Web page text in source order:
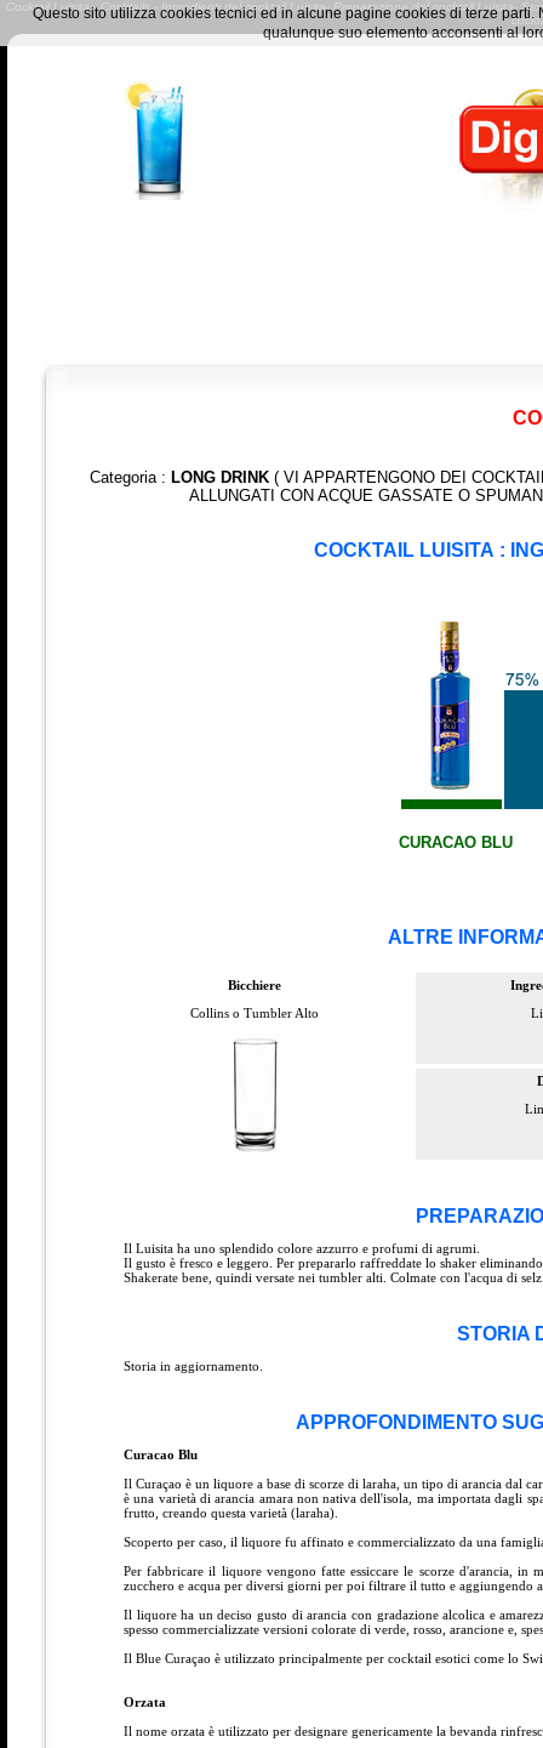
Cocktail Luisita - Cocktails - Ingredienti del cocktail Luisita- Preparazione del cocktail Luisita-
Categoria : LONG DRINK( VI APPARTENGONO DEI
ALLUNGATI CON ACQUE GASSATE O
COCKTAIL LUISITA :
CURACAO BLU
ALTRE
Bicchiere
Collins o Tumbler Alto
Il Luisita ha uno splendido colore azzurro e profumi di agrumi.
Il gusto è fresco e leggero. Per prepararlo raffreddate lo shaker
Shakerate bene, quindi versate nei tumbler alti. Colmate con l'acqua di
STORIA
Storia in aggiornamento.
APPROFONDIMENTO
Curacao Blu
Il Curaçao è un liquore a base di scorze di laraha, un tipo di arancia dal
è una varietà di arancia amara non nativa dell'isola, ma importata dagli
frutto, creando questa varietà (laraha).
Scoperto per caso, il liquore fu affinato e commercializzato da una
Per fabbricare il liquore vengono fatte essiccare le scorze d'arancia, in
zucchero e acqua per diversi giorni per poi filtrare il tutto e aggiungendo
Il liquore ha un deciso gusto di arancia con gradazione alcolica e
spesso commercializzate versioni colorate di verde, rosso, arancione e,
Il Blue Curaçao è utilizzato principalmente per cocktail esotici come lo
Orzata
Il nome orzata è utilizzato per designare genericamente la bevanda
Questo sito utilizza cookies tecnici ed in alcune pagine cookies di terze
qualunque suo elemento acconsenti al